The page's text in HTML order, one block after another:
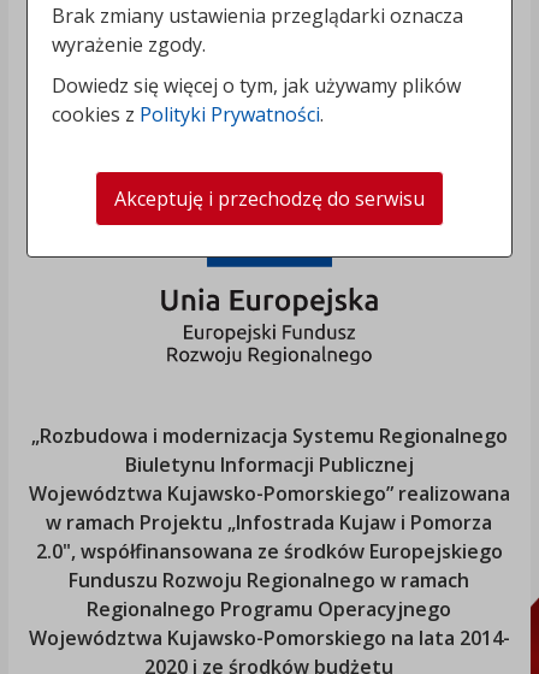
„Rozbudowa i modernizacja Systemu Regionalnego
Biuletynu Informacji Publicznej
Województwa Kujawsko-Pomorskiego” realizowana
w ramach Projektu „Infostrada Kujaw i Pomorza
2.0", współfinansowana ze środków Europejskiego
Funduszu Rozwoju Regionalnego w ramach
Regionalnego Programu Operacyjnego
Województwa Kujawsko-Pomorskiego na lata 2014-
2020 i ze środków budżetu
Brak zmiany ustawienia przeglądarki oznacza
wyrażenie zgody.
Dowiedz się więcej o tym, jak używamy plików
cookies z Polityki Prywatności.
Akceptuję i przechodzę do serwisu